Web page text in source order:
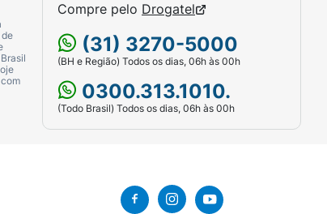
Compre pelo Drogatel
(31) 3270-5000
(BH e Região) Todos os dias, 06h às 00h
0300.313.1010.
(Todo Brasil) Todos os dias, 06h às 00h